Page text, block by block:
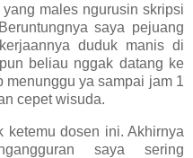
males ngurusin skripsi
saya pejuang
duduk manis di
beliau nggak datang ke
menunggu ya sampai jam 1
cepet wisuda.
ketemu dosen ini. Akhirnya
saya sering